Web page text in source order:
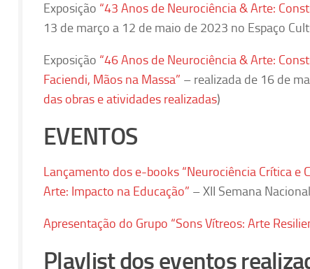
Exposição “43 Anos de Neurociência & Arte:
13 de março a 12 de maio de 2023 no Espaço
Exposição “46 Anos de Neurociência & Arte:
Faciendi, Mãos na Massa” – realizada de 16 de
das obras e atividades realizadas)
EVENTOS
Lançamento dos e-books “Neurociência Crítica e
Arte: Impacto na Educação” – XII Semana
Apresentação do Grupo “Sons Vítreos: Arte
Playlist dos eventos